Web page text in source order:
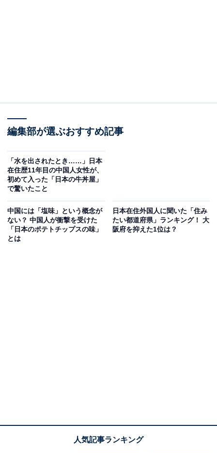
カ所）をはじめ、 青島や大連などに多く、ビジネスの拠
点として今後の推移が注目されています。
には日系企業の拠点が8673カ所（2022年10月1日時点）
編集部が選ぶおすすめ記事
「水を出されたとき……」日本
在住歴11年目の中国人女性が、
初めて入った「日本の牛丼屋」
で驚いたこと
中国には「塩味」という概念が
ない？ 中国人が衝撃を受けた
「日本のポテトチップスの味」
とは
日本在住外国人に聞いた「住み
たい都道府県」ランキング！ 大
阪府を抑えた1位は？